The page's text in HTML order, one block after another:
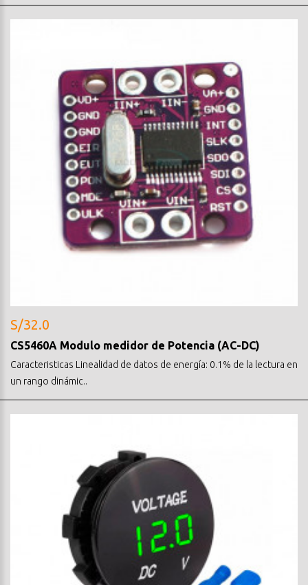
S/32.0
CS5460A Modulo medidor de Potencia (AC-DC)
Caracteristicas Linealidad de datos de energía: 0.1% de la lectura en
un rango dinámic..